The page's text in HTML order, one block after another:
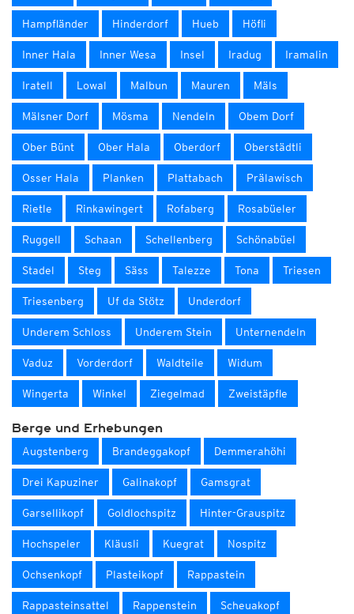
Hampfländer Hinderdorf Hueb Höfli
Inner Hala Inner Wesa Insel Iradug Iramalin
Iratell Lowal Malbun Mauren Mäls
Mälsner Dorf Mösma Nendeln Obem Dorf
Ober Bünt Ober Hala Oberdorf Oberstädtli
Osser Hala Planken Plattabach Prälawisch
Rietle Rinkawingert Rofaberg Rosabüeler
Ruggell Schaan Schellenberg Schönabüel
Stadel Steg Säss Talezze Tona Triesen
Triesenberg Uf da Stötz Underdorf
Underem Schloss Underem Stein Unternendeln
Vaduz Vorderdorf Waldteile Widum
Wingerta Winkel Ziegelmad Zweistäpfle
Berge und Erhebungen
Augstenberg Brandeggakopf Demmerahöhi
Drei Kapuziner Galinakopf Gamsgrat
Garsellikopf Goldlochspitz Hinter-Grauspitz
Hochspeler Kläusli Kuegrat Nospitz
Ochsenkopf Plasteikopf Rappastein
Rappasteinsattel Rappenstein Scheuakopf